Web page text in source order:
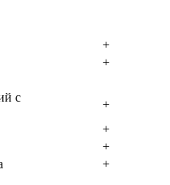
+
+
с
+
+
+
+